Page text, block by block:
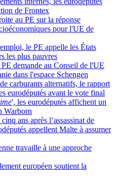
de Frontex
au PE sur la réponse
pour l'UE de
le PE appelle les États
les plus pauvres
PE demande au Conseil de l'UE
dans l'espace Schengen
carburants alternatifs, le rapport
eurodéputés avant le vote final
', les eurodéputés affichent un
Warborn
cinq ans après l’assassinat de
appellent Malte à assumer
travaille à une approche
européen soutient la